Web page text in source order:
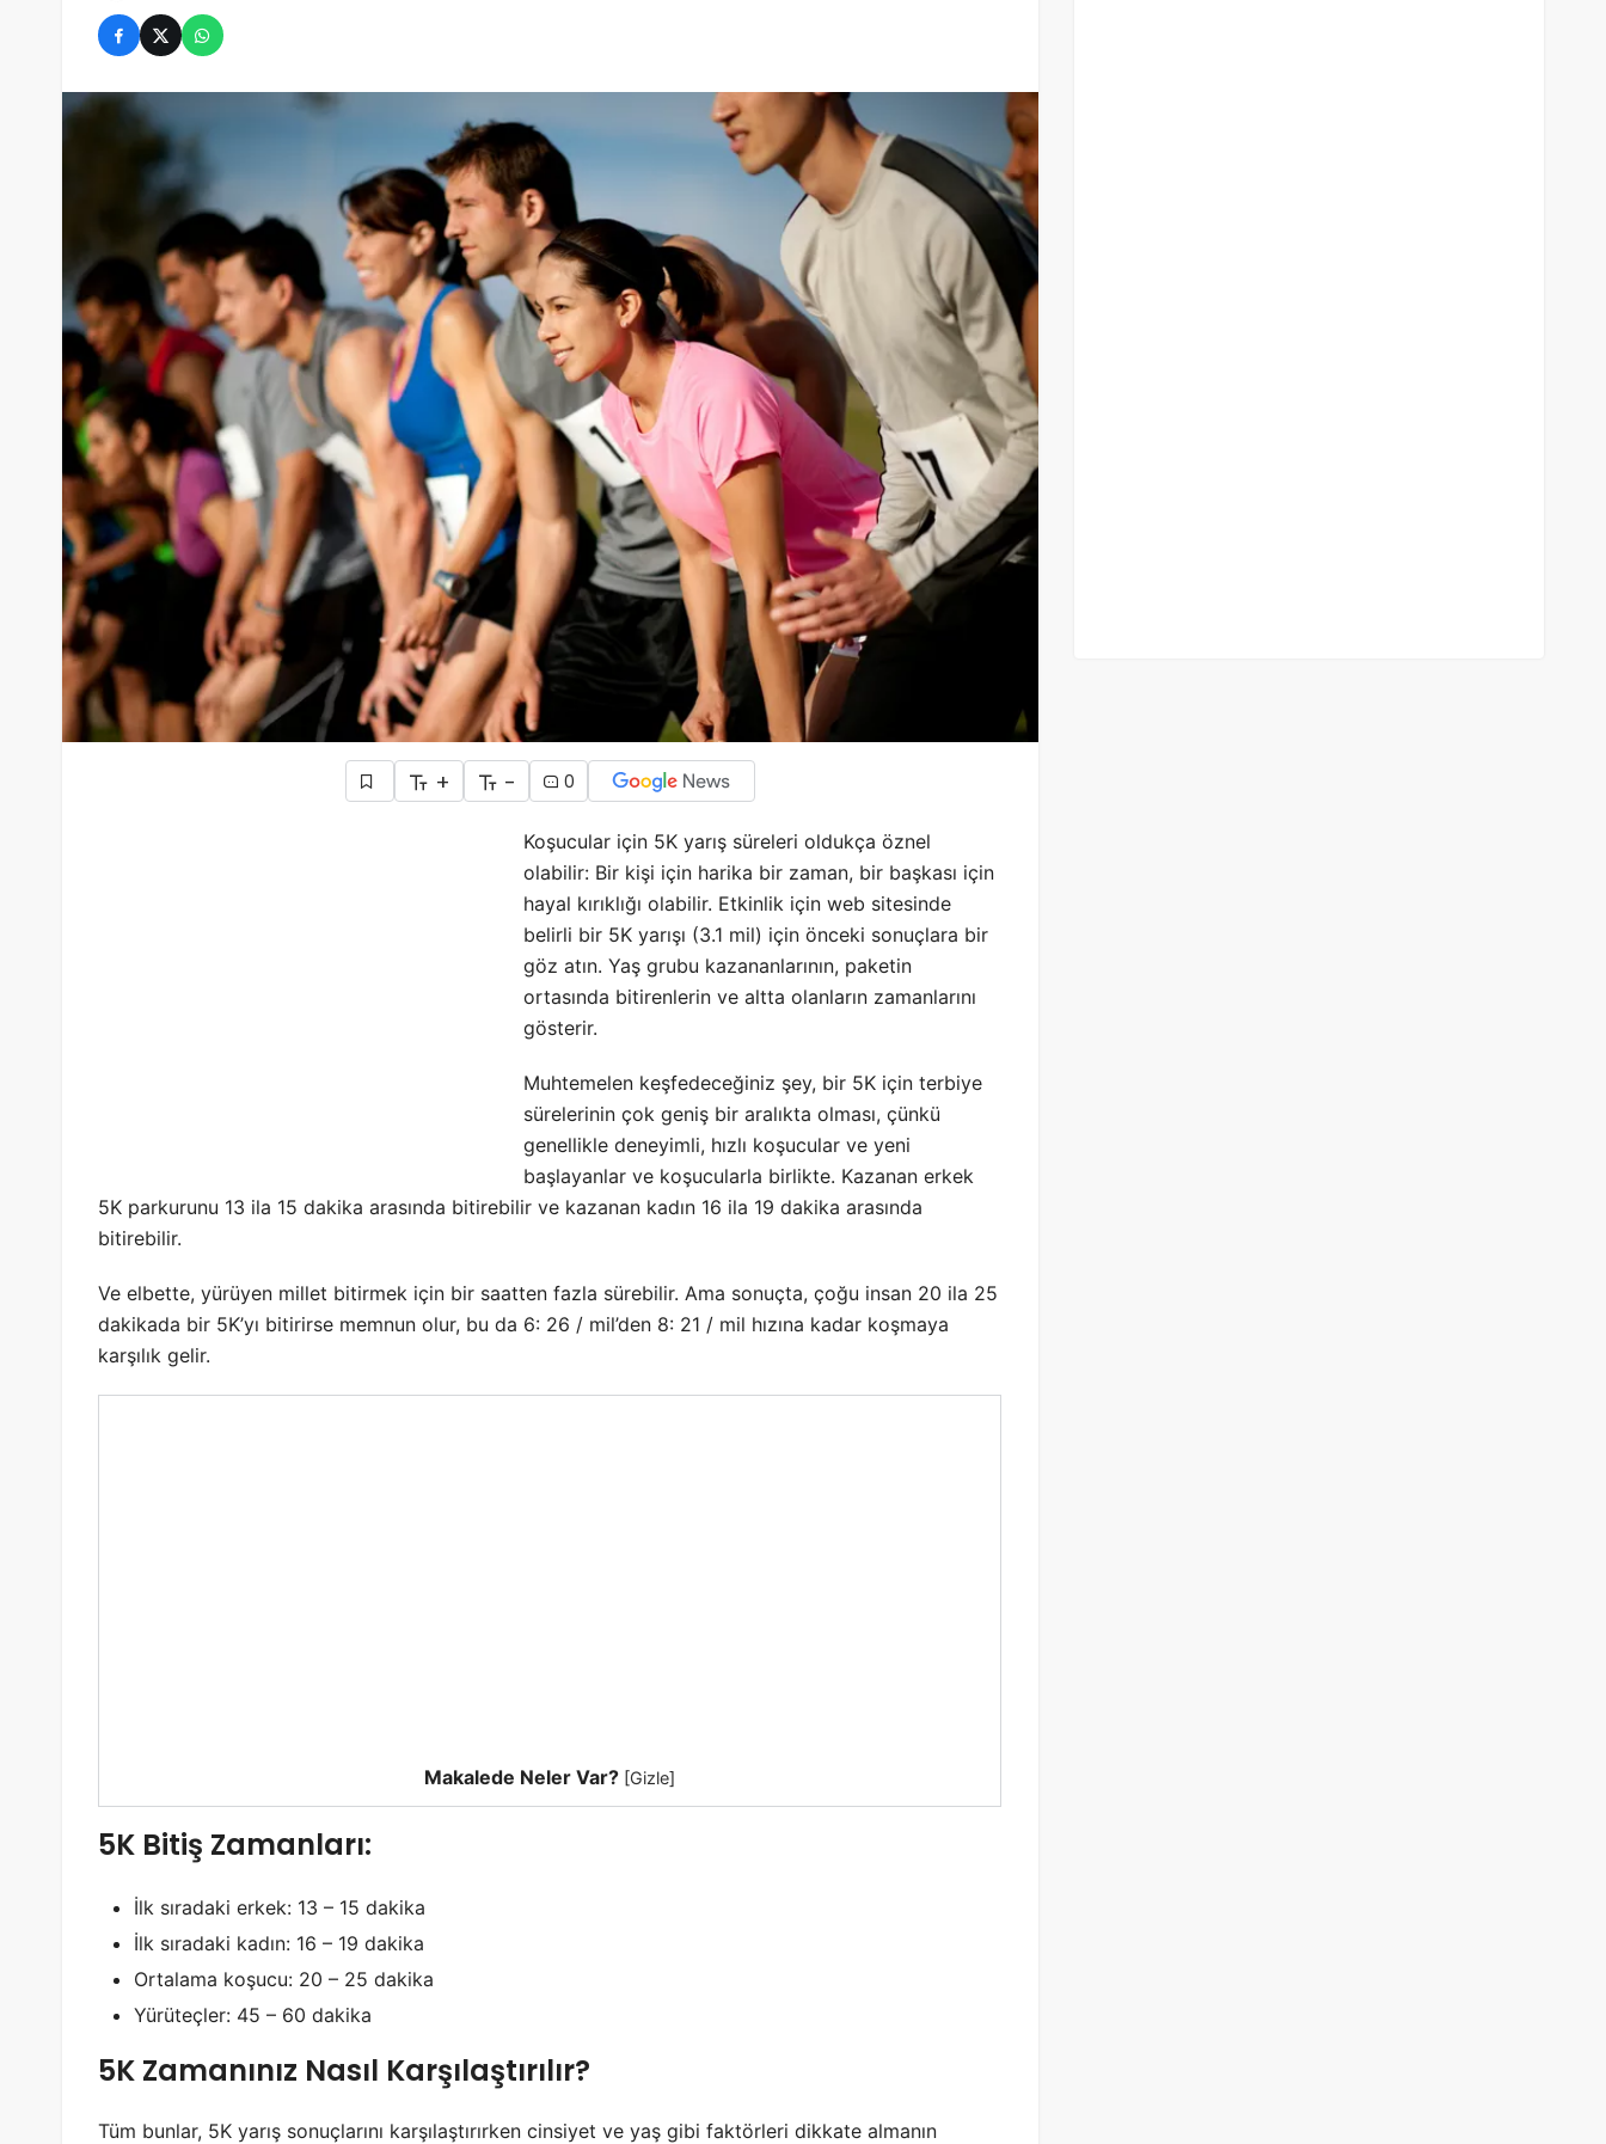
+ - 0
Koşucular için 5K yarış süreleri oldukça öznel
olabilir: Bir kişi için harika bir zaman, bir başkası için
hayal kırıklığı olabilir. Etkinlik için web sitesinde
belirli bir 5K yarışı (3.1 mil) için önceki sonuçlara bir
göz atın. Yaş grubu kazananlarının, paketin
ortasında bitirenlerin ve altta olanların zamanlarını
gösterir.
Muhtemelen keşfedeceğiniz şey, bir 5K için terbiye
sürelerinin çok geniş bir aralıkta olması, çünkü
genellikle deneyimli, hızlı koşucular ve yeni
başlayanlar ve koşucularla birlikte. Kazanan erkek
5K parkurunu 13 ila 15 dakika arasında bitirebilir ve kazanan kadın 16 ila 19 dakika arasında
bitirebilir.
Ve elbette, yürüyen millet bitirmek için bir saatten fazla sürebilir. Ama sonuçta, çoğu insan 20 ila 25
dakikada bir 5K’yı bitirirse memnun olur, bu da 6: 26 / mil’den 8: 21 / mil hızına kadar koşmaya
karşılık gelir.
Makalede Neler Var? [Gizle]
5K Bitiş Zamanları:
İlk sıradaki erkek: 13 – 15 dakika
İlk sıradaki kadın: 16 – 19 dakika
Ortalama koşucu: 20 – 25 dakika
Yürüteçler: 45 – 60 dakika
5K Zamanınız Nasıl Karşılaştırılır?
Tüm bunlar, 5K yarış sonuçlarını karşılaştırırken cinsiyet ve yaş gibi faktörleri dikkate almanın